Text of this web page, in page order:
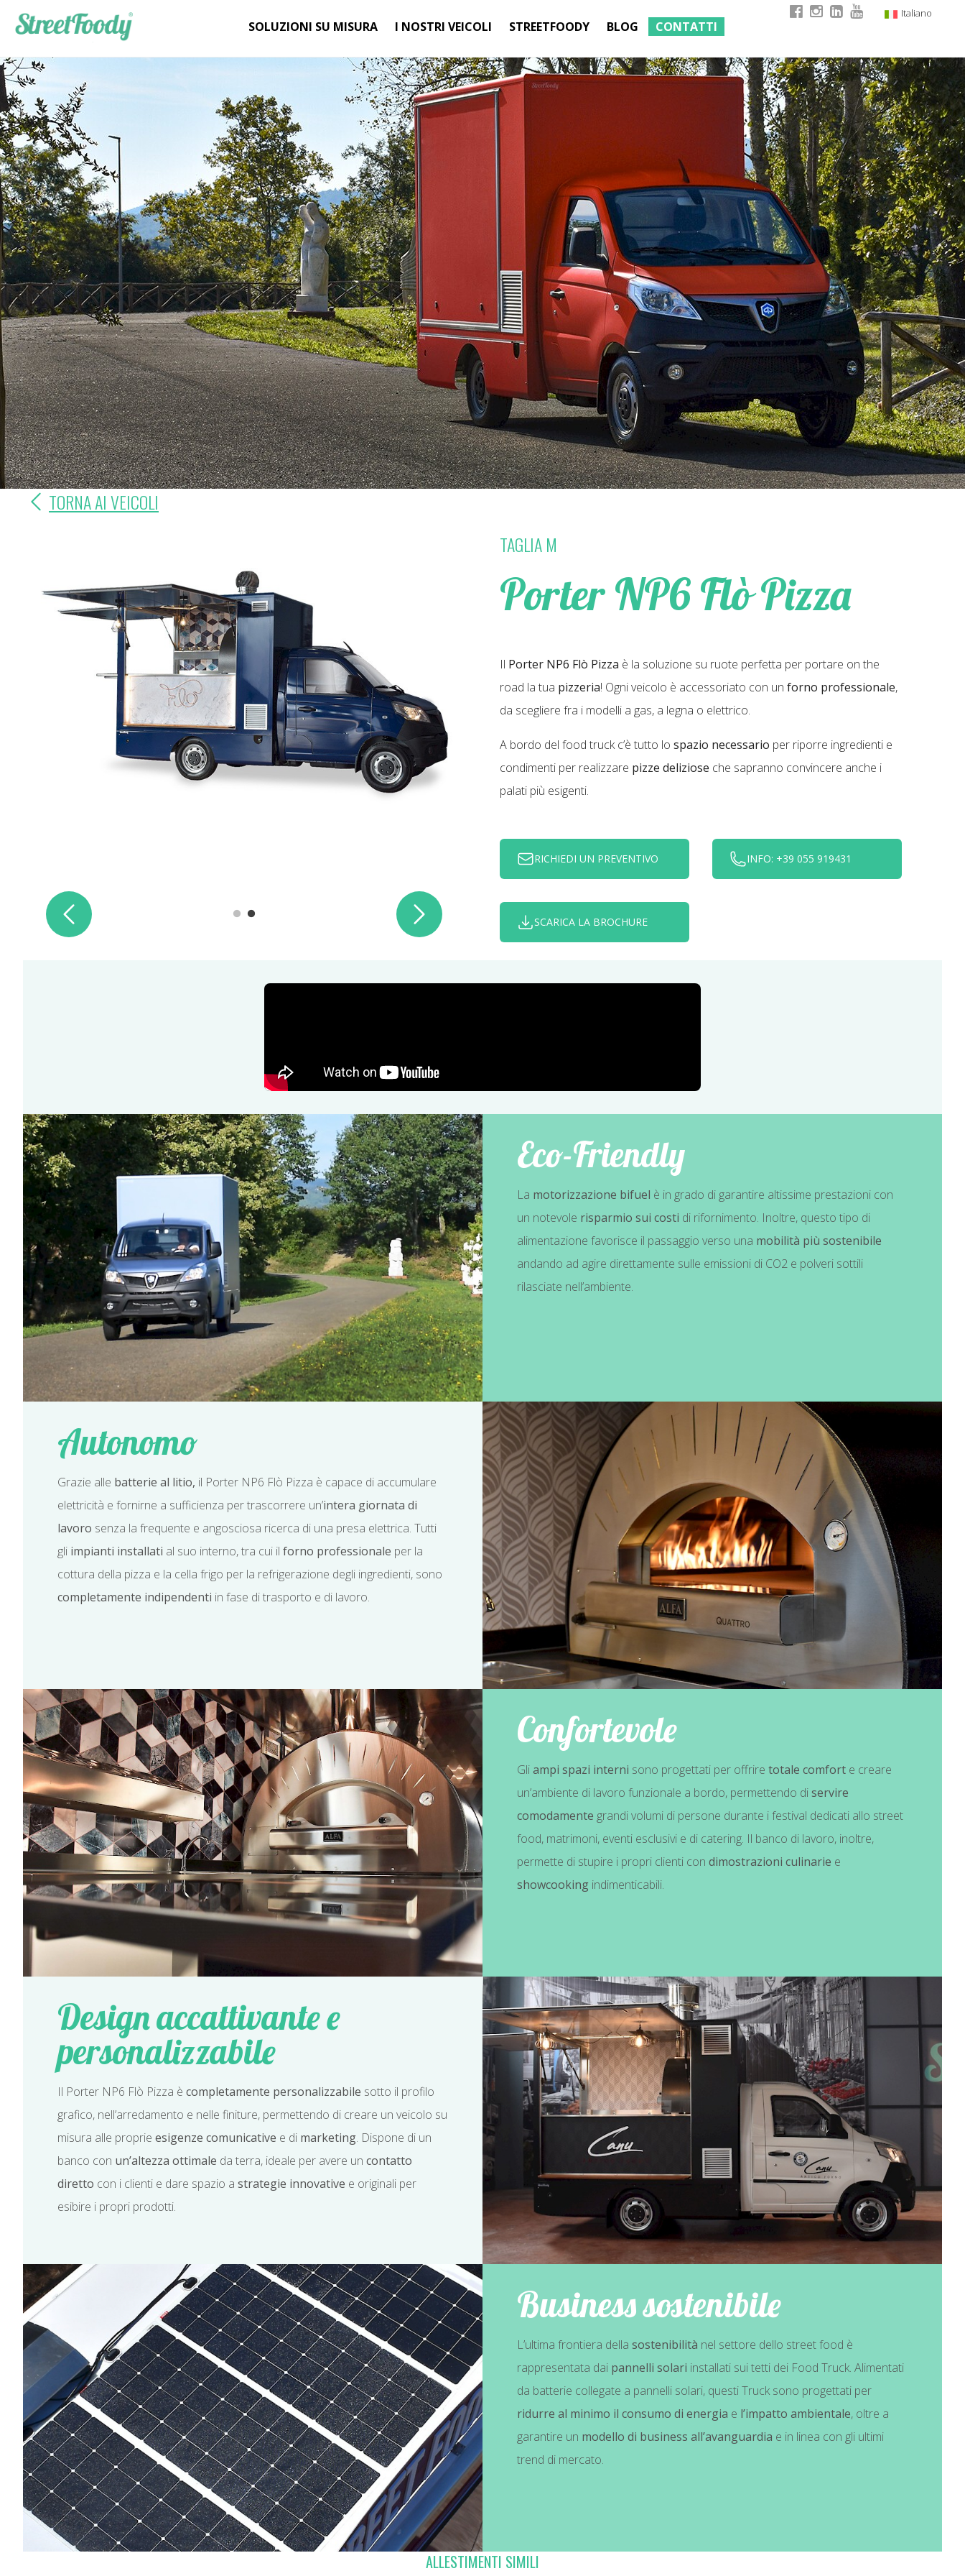
Italiano
German
French
SOLUZIONI SU MISURA I NOSTRI VEICOLI STREETFOODY BLOG CONTATTI
TORNA AI VEICOLI
TAGLIA M
Porter NP6 Flò Pizza
Il Porter NP6 Flò Pizza è la soluzione su ruote perfetta per portare on the
road la tua pizzeria! Ogni veicolo è accessoriato con un forno professionale,
da scegliere fra i modelli a gas, a legna o elettrico.
A bordo del food truck c’è tutto lo spazio necessario per riporre ingredienti e
condimenti per realizzare pizze deliziose che sapranno convincere anche i
palati più esigenti.
RICHIEDI UN PREVENTIVO INFO: +39 055 919431
SCARICA LA BROCHURE
Eco-Friendly
La motorizzazione bifuel è in grado di garantire altissime prestazioni con
un notevole risparmio sui costi di rifornimento. Inoltre, questo tipo di
alimentazione favorisce il passaggio verso una mobilità più sostenibile
andando ad agire direttamente sulle emissioni di CO2 e polveri sottili
rilasciate nell’ambiente.
Autonomo
Grazie alle batterie al litio, il Porter NP6 Flò Pizza è capace di accumulare
elettricità e fornirne a sufficienza per trascorrere un’intera giornata di
lavoro senza la frequente e angosciosa ricerca di una presa elettrica. Tutti
gli impianti installati al suo interno, tra cui il forno professionale per la
cottura della pizza e la cella frigo per la refrigerazione degli ingredienti, sono
completamente indipendenti in fase di trasporto e di lavoro.
Confortevole
Gliampi spazi interni sono progettati per offrire totale comfort e creare
un’ambiente di lavoro funzionale a bordo, permettendo diservire
comodamente grandi volumi di persone durante i festival dedicati allo street
food, matrimoni, eventi esclusivi e di catering. Il banco di lavoro, inoltre,
permette di stupire i propri clienti con dimostrazioni culinarie e
showcooking indimenticabili.
Design accattivante e
personalizzabile
Il Porter NP6 Flò Pizza è completamente personalizzabile sotto il profilo
grafico, nell’arredamento e nelle finiture, permettendo di creare un veicolo su
misura alle proprie esigenze comunicative e di marketing. Dispone di un
banco con un’altezza ottimale da terra, ideale per avere un contatto
diretto con i clienti e dare spazio a strategie innovative e originali per
esibire i propri prodotti.
Business sostenibile
L’ultima frontiera della sostenibilità nel settore dello street food è
rappresentata dai pannelli solari installati sui tetti dei Food Truck. Alimentati
da batterie collegate a pannelli solari, questi Truck sono progettati per
ridurre al minimo il consumo di energia e l’impatto ambientale, oltre a
garantire un modello di business all’avanguardia e in linea con gli ultimi
trend di mercato.
ALLESTIMENTI SIMILI